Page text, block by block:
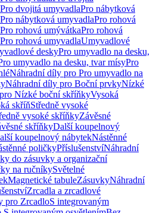
dvojitá umyvadlaPro nábytková
nábytková umyvadlaPro rohová
rohová umývátkaPro rohová
rohová umyvadlaUmyvadlové
deskyPro umyvadlo na desku,
umyvadlo na desku, tvar mísyPro
Náhradní díly pro Pro umyvadlo na
Náhradní díly pro Boční prvkyNízké
Nízké boční skříňkyVysoká
skříňStředně vysoké
vysoké skříňkyZávěsné
skříňkyDalší koupelnový
koupelnový nábytekNástěnné
poličkyPříslušenstvíNáhradní
do zásuvky a organizační
na ručníkySvětelné
Magnetické tabuleZásuvkyNáhradní
Zrcadla a zrcadlové
pro ZrcadloS integrovaným